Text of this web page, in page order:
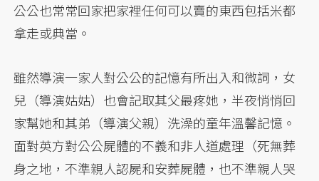
公公也常常回家把家裡任何可以賣的東西包括米都
拿走或典當。
雖然導演一家人對公公的記憶有所出入和微詞，女
兒（導演姑姑）也會記取其父最疼她，半夜悄悄回
家幫她和其弟（導演父親）洗澡的童年溫馨記憶。
面對英方對公公屍體的不義和非人道處理（死無葬
身之地，不準親人認屍和安葬屍體，也不準親人哭